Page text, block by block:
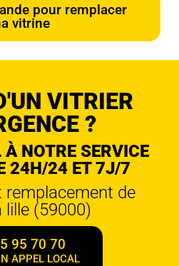
pour remplacer
vitrine
VITRIER
?
NOTRE SERVICE
24H/24 ET 7J/7
remplacement de
lille (59000)
95 70 70
APPEL LOCAL